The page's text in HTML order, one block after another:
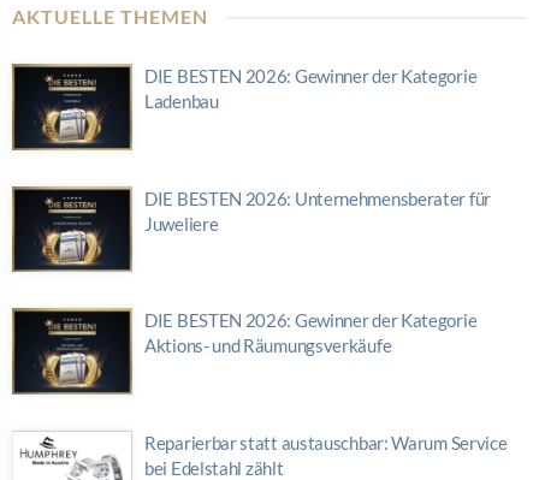
AKTUELLE THEMEN
DIE BESTEN 2026: Gewinner der Kategorie
Ladenbau
DIE BESTEN 2026: Unternehmensberater für
Juweliere
DIE BESTEN 2026: Gewinner der Kategorie
Aktions- und Räumungsverkäufe
Reparierbar statt austauschbar: Warum Service
bei Edelstahl zählt